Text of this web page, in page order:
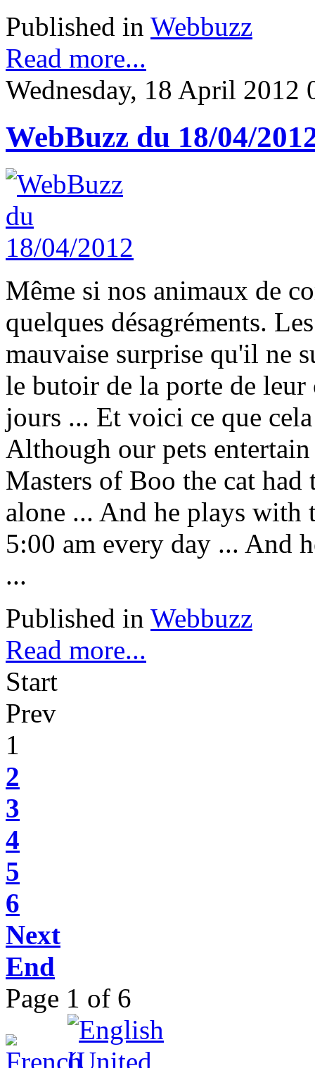
Published in Webbuzz
Read more...
Wednesday, 18 April 2012
WebBuzz du 18/04/
Même si nos animaux de
quelques désagréments.
mauvaise surprise qu'il ne
le butoir de la porte de leur
jours ... Et voici ce que
Although our pets
Masters of Boo the cat had
alone ... And he plays with
5:00 am every day ... And
...
Published in Webbuzz
Read more...
Start
Prev
1
2
3
4
5
6
Next
End
Page 1 of 6